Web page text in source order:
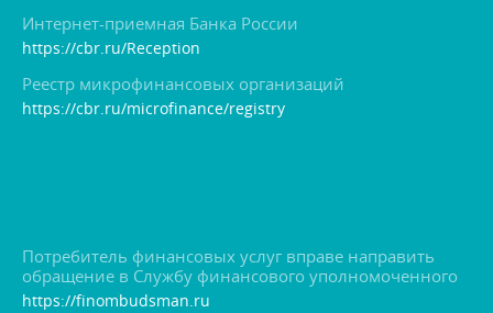
Интернет-приемная Банка России
https://cbr.ru/Reception
Реестр микрофинансовых организаций
https://cbr.ru/microfinance/registry
Потребитель финансовых услуг вправе направить
обращение в Службу финансового уполномоченного
https://finombudsman.ru